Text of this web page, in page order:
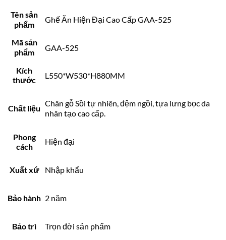
Tên sản
phẩm
Ghế Ăn Hiện Đại Cao Cấp GAA-525
Mã sản
phẩm
GAA-525
Kích
thước
L550*W530*H880MM
Chất liệu
Chân gỗ Sồi tự nhiên, đệm ngồi, tựa lưng bọc da
nhân tạo cao cấp.
Phong
cách
Hiện đại
Xuất xứ Nhập khẩu
Bảo hành 2 năm
Bảo trì Trọn đời sản phẩm